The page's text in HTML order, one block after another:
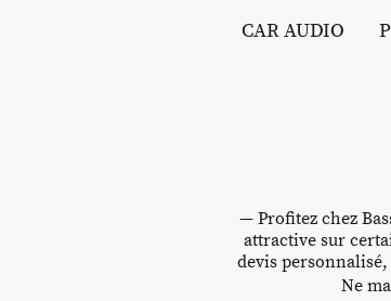
CAR AUDIO
— Profitez chez
attractive sur
devis
Ne